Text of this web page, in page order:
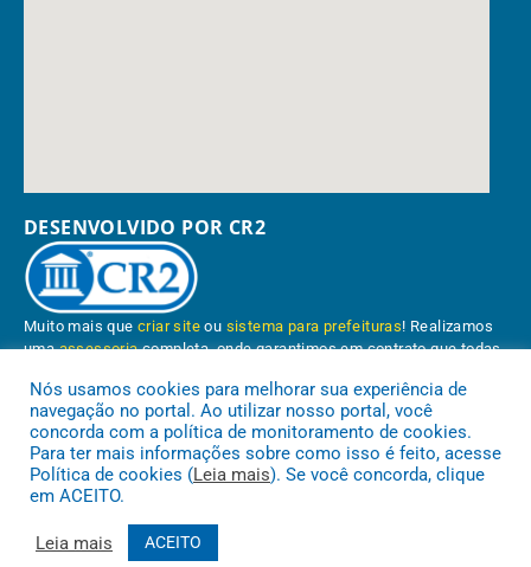
DESENVOLVIDO POR CR2
Muito mais quecriar site ou sistema para prefeituras! Realizamos
umaassessoriacompleta, onde garantimos em contrato que todas
Conheça oPNTP e oRadar da Transparência Pública
Nós usamos cookies para melhorar sua experiência de
navegação no portal. Ao utilizar nosso portal, você
concorda com a política de monitoramento de cookies.
Para ter mais informações sobre como isso é feito, acesse
Política de cookies (Leia mais). Se você concorda, clique
em ACEITO.
Leia mais ACEITO